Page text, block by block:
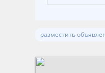
разместить